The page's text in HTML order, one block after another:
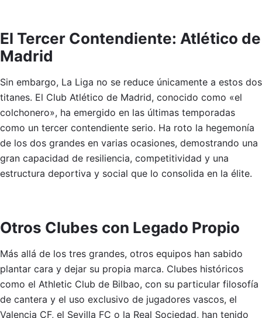
El Tercer Contendiente: Atlético de
Madrid
Sin embargo, La Liga no se reduce únicamente a estos dos
titanes. El Club Atlético de Madrid, conocido como «el
colchonero», ha emergido en las últimas temporadas
como un tercer contendiente serio. Ha roto la hegemonía
de los dos grandes en varias ocasiones, demostrando una
gran capacidad de resiliencia, competitividad y una
estructura deportiva y social que lo consolida en la élite.
Otros Clubes con Legado Propio
Más allá de los tres grandes, otros equipos han sabido
plantar cara y dejar su propia marca. Clubes históricos
como el Athletic Club de Bilbao, con su particular filosofía
de cantera y el uso exclusivo de jugadores vascos, el
Valencia CF, el Sevilla FC o la Real Sociedad, han tenido